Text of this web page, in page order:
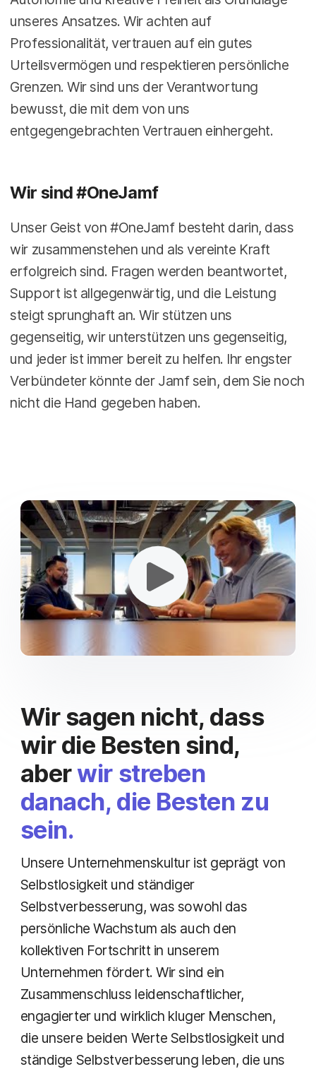
unseres Ansatzes. Wir achten auf
Professionalität, vertrauen auf ein gutes
Urteilsvermögen und respektieren persönliche
Grenzen. Wir sind uns der Verantwortung
bewusst, die mit dem von uns
entgegengebrachten Vertrauen einhergeht.
Wir sind #OneJamf
Unser Geist von #OneJamf besteht darin, dass
wir zusammenstehen und als vereinte Kraft
erfolgreich sind. Fragen werden beantwortet,
Support ist allgegenwärtig, und die Leistung
steigt sprunghaft an. Wir stützen uns
gegenseitig, wir unterstützen uns gegenseitig,
und jeder ist immer bereit zu helfen. Ihr engster
Verbündeter könnte der Jamf sein, dem Sie noch
nicht die Hand gegeben haben.
Wir sagen nicht, dass
wir die Besten sind,
aberwir streben
danach, die Besten zu
sein.
Unsere Unternehmenskultur ist geprägt von
Selbstlosigkeit und ständiger
Selbstverbesserung, was sowohl das
persönliche Wachstum als auch den
kollektiven Fortschritt in unserem
Unternehmen fördert. Wir sind ein
Zusammenschluss leidenschaftlicher,
engagierter und wirklich kluger Menschen,
die unsere beiden Werte Selbstlosigkeit und
ständige Selbstverbesserung leben, die uns